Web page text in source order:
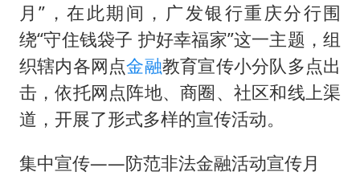
上海全力守护市民“菜篮子”
以军士兵把枪口对准中国记者
暑期研学游升温 在旅途中增长知识
猫咪过火把节被抹成黑猫
曹颖儿子首次演长剧
月”，在此期间，广发银行重庆分行围
绕“守住钱袋子 护好幸福家”这一主题，组
织辖内各网点金融教育宣传小分队多点出
击，依托网点阵地、商圈、社区和线上渠
道，开展了形式多样的宣传活动。
集中宣传——防范非法金融活动宣传月